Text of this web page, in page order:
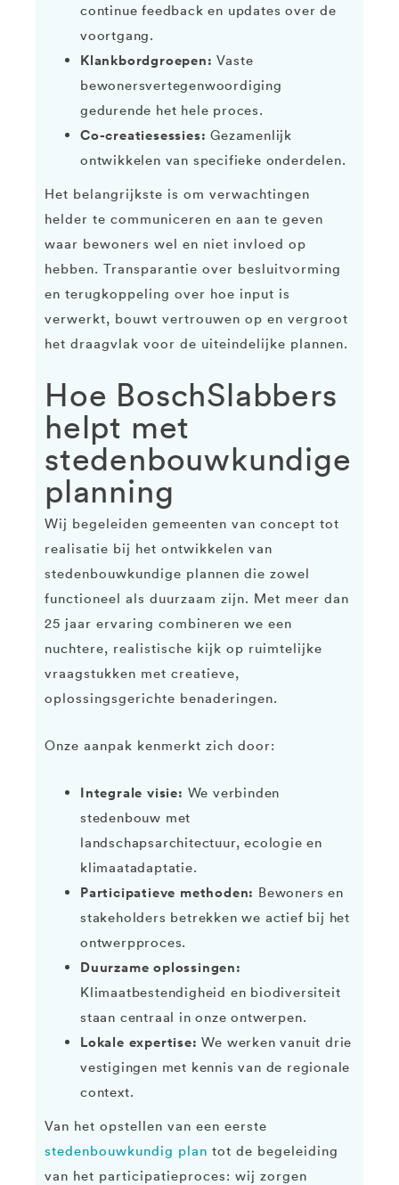
continue feedback en updates over de
voortgang.
Klankbordgroepen: Vaste
bewonersvertegenwoordiging
gedurende het hele proces.
Co-creatiesessies: Gezamenlijk
ontwikkelen van specifieke onderdelen.
Het belangrijkste is om verwachtingen
helder te communiceren en aan te geven
waar bewoners wel en niet invloed op
hebben. Transparantie over besluitvorming
en terugkoppeling over hoe input is
verwerkt, bouwt vertrouwen op en vergroot
het draagvlak voor de uiteindelijke plannen.
Hoe BoschSlabbers
helpt met
stedenbouwkundige
planning
Wij begeleiden gemeenten van concept tot
realisatie bij het ontwikkelen van
stedenbouwkundige plannen die zowel
functioneel als duurzaam zijn. Met meer dan
25 jaar ervaring combineren we een
nuchtere, realistische kijk op ruimtelijke
vraagstukken met creatieve,
oplossingsgerichte benaderingen.
Onze aanpak kenmerkt zich door:
Integrale visie: We verbinden
stedenbouw met
landschapsarchitectuur, ecologie en
klimaatadaptatie.
Participatieve methoden: Bewoners en
stakeholders betrekken we actief bij het
ontwerpproces.
Duurzame oplossingen:
Klimaatbestendigheid en biodiversiteit
staan centraal in onze ontwerpen.
Lokale expertise: We werken vanuit drie
vestigingen met kennis van de regionale
context.
Van het opstellen van een eerste
stedenbouwkundig plan tot de begeleiding
van het participatieproces: wij zorgen